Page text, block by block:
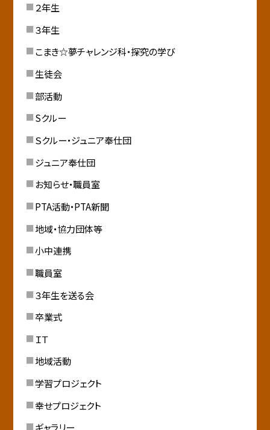
２年生
３年生
こまき☆夢チャレンジ科・探究の学び
生徒会
部活動
Sクルー
Ｓクルー・ジュニア奉仕団
ジュニア奉仕団
お知らせ・職員室
PTA活動・PTA新聞
地域・協力団体等
小中連携
職員室
３年生を送る会
卒業式
ＩＴ
地域活動
学習プロジェクト
幸せプロジェクト
ギャラリー